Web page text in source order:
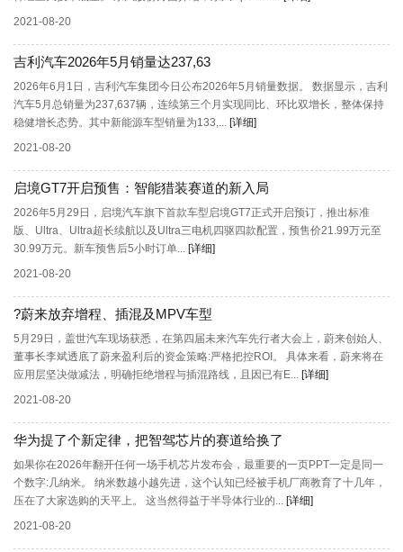
2021-08-20
吉利汽车2026年5月销量达237,63
2026年6月1日，吉利汽车集团今日公布2026年5月销量数据。 数据显示，吉利
汽车5月总销量为237,637辆，连续第三个月实现同比、环比双增长，整体保持
稳健增长态势。其中新能源车型销量为133,... [详细]
2021-08-20
启境GT7开启预售：智能猎装赛道的新入局
2026年5月29日，启境汽车旗下首款车型启境GT7正式开启预订，推出标准
版、Ultra、Ultra超长续航以及Ultra三电机四驱四款配置，预售价21.99万元至
30.99万元。新车预售后5小时订单... [详细]
2021-08-20
?蔚来放弃增程、插混及MPV车型
5月29日，盖世汽车现场获悉，在第四届未来汽车先行者大会上，蔚来创始人、
董事长李斌透底了蔚来盈利后的资金策略:严格把控ROI。 具体来看，蔚来将在
应用层坚决做减法，明确拒绝增程与插混路线，且因已有E... [详细]
2021-08-20
华为提了个新定律，把智驾芯片的赛道给换了
如果你在2026年翻开任何一场手机芯片发布会，最重要的一页PPT一定是同一
个数字:几纳米。 纳米数越小越先进，这个认知已经被手机厂商教育了十几年，
压在了大家选购的天平上。 这当然得益于半导体行业的... [详细]
2021-08-20